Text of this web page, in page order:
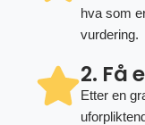
hva som
vurdering.
2. Få
Etter en